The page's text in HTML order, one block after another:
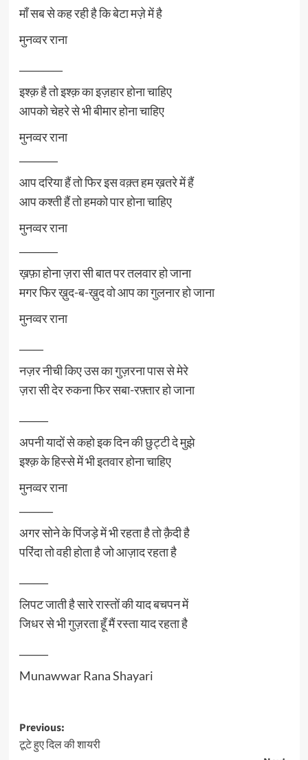
माँ सब से कह रही है कि बेटा मज़े में है
मुनव्वर राना
इश्क़ है तो इश्क़ का इज़हार होना चाहिए
आपको चेहरे से भी बीमार होना चाहिए
मुनव्वर राना
आप दरिया हैं तो फिर इस वक़्त हम ख़तरे में हैं
आप कश्ती हैं तो हमको पार होना चाहिए
मुनव्वर राना
ख़फ़ा होना ज़रा सी बात पर तलवार हो जाना
मगर फिर ख़ुद-ब-ख़ुद वो आप का गुलनार हो जाना
मुनव्वर राना
नज़र नीची किए उस का गुज़रना पास से मेरे
ज़रा सी देर रुकना फिर सबा-रफ़्तार हो जाना
अपनी यादों से कहो इक दिन की छुट्टी दे मुझे
इश्क़ के हिस्से में भी इतवार होना चाहिए
मुनव्वर राना
अगर सोने के पिंजड़े में भी रहता है तो क़ैदी है
परिंदा तो वही होता है जो आज़ाद रहता है
लिपट जाती है सारे रास्तों की याद बचपन में
जिधर से भी गुज़रता हूँ मैं रस्ता याद रहता है
Munawwar Rana Shayari
Post
navigation
Previous:
टूटे हुए दिल की शायरी